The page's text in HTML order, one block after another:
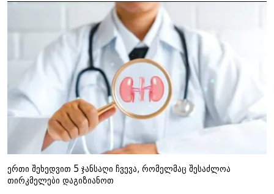
ერთი შეხედვით 5 ჯანსაღი ჩვევა, რომელმაც შესაძლოა
თირკმელები დაგიზიანოთ